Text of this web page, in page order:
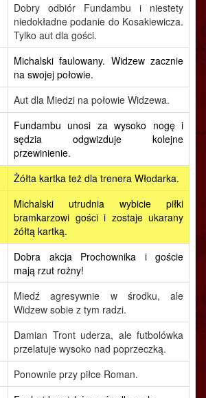
Dobry odbiór Fundambu i niestety
niedokładne podanie do Kosakiewicza.
Tylko aut dla gości.
Michalski faulowany. Widzew zacznie
na swojej połowie.
Aut dla Miedzi na połowie Widzewa.
Fundambu unosi za wysoko nogę i
sędzia odgwizduje kolejne
przewinienie.
Żółta kartka też dla trenera Włodarka.
Michalski utrudnia wybicie piłki
bramkarzowi gości i zostaje ukarany
żółtą kartką.
Dobra akcja Prochownika i goście
mają rzut rożny!
Miedź agresywnie w środku, ale
Widzew sobie z tym radzi.
Damian Tront uderza, ale futbolówka
przelatuje wysoko nad poprzeczką.
Ponownie przy piłce Roman.